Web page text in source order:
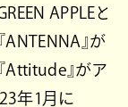
APPLEと
ANTENNA』が
Attitude』がア
年1月に